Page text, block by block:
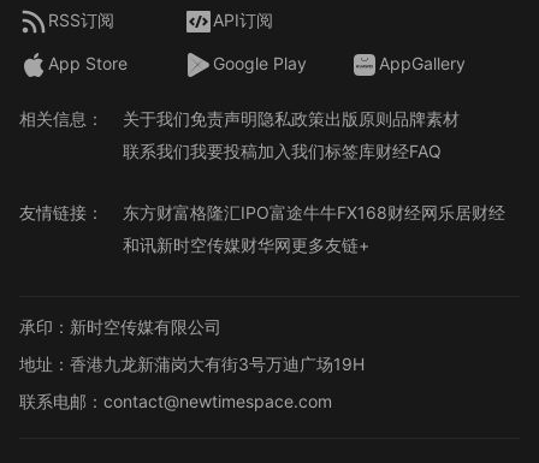
RSS订阅 API订阅
App Store Google Play AppGallery
相关信息： 关于我们免责声明隐私政策出版原则品牌素材
联系我们我要投稿加入我们标签库财经FAQ
友情链接： 东方财富格隆汇IPO富途牛牛FX168财经网乐居财经
和讯新时空传媒财华网更多友链+
承印：新时空传媒有限公司
地址：香港九龙新蒲岗大有街3号万迪广场19H
联系电邮：contact@newtimespace.com